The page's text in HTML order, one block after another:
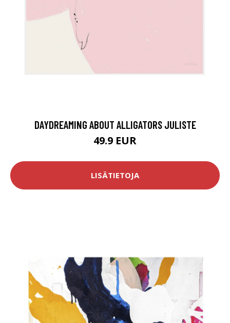
DAYDREAMING ABOUT ALLIGATORS JULISTE
49.9 EUR
LISÄTIETOJA